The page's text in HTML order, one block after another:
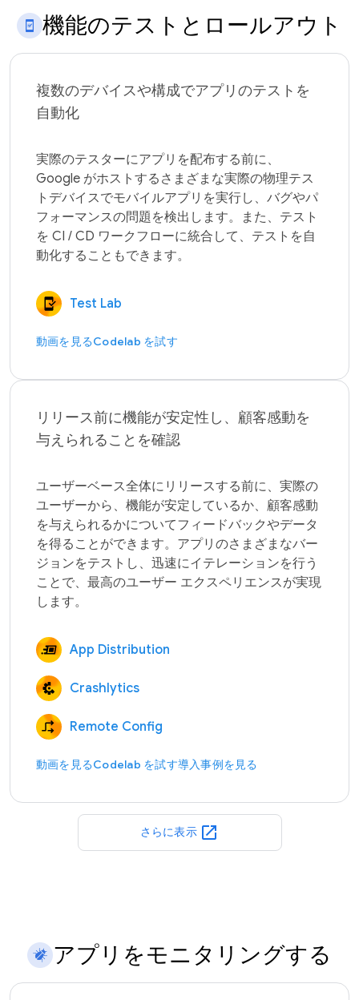
機能のテストとロールアウト
複数のデバイスや構成でアプリのテストを
自動化
実際のテスターにアプリを配布する前に、
Google がホストするさまざまな実際の物理テス
トデバイスでモバイルアプリを実行し、バグやパ
フォーマンスの問題を検出します。また、テスト
を CI / CD ワークフローに統合して、テストを自
Test Lab
動画を見るCodelab を試す
リリース前に機能が安定性し、顧客感動を
与えられることを確認
ユーザーベース全体にリリースする前に、実際の
ユーザーから、機能が安定しているか、顧客感動
を与えられるかについてフィードバックやデータ
を得ることができます。アプリのさまざまなバー
ジョンをテストし、迅速にイテレーションを行う
ことで、最高のユーザー エクスペリエンスが実現
App Distribution
Crashlytics
Remote Config
動画を見るCodelab を試す導入事例を見る
さらに表示 open_in_new
アプリをモニタリングする